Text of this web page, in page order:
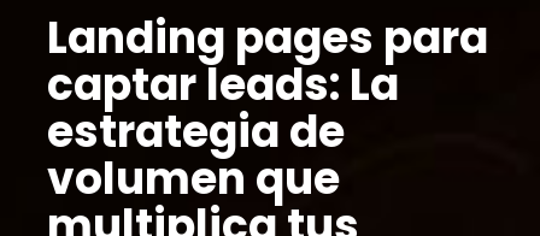
Landing pages para
captar leads: La
estrategia de
volumen que